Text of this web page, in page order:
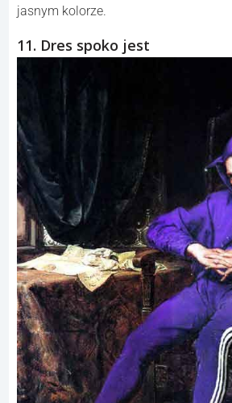
jasnym kolorze.
11. Dres spoko jest